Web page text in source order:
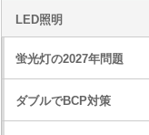
LED照明
蛍光灯の2027年問題
ダブルでBCP対策